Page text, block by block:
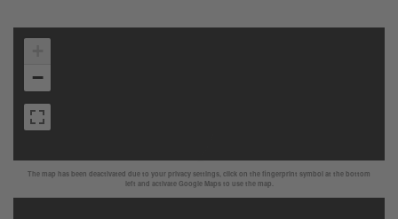
The map has been deactivated due to your privacy settings, click on the fingerprint symbol at the bottom
left and activate Google Maps to use the map.
−